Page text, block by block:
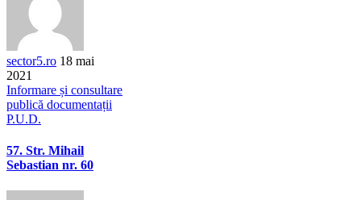
sector5.ro 18 mai
2021
Informare și consultare
publică documentații
P.U.D.
57. Str. Mihail
Sebastian nr. 60